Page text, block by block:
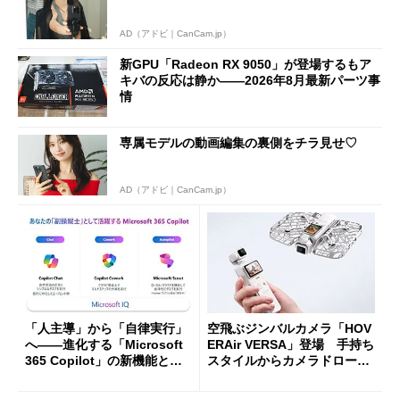
AD（アドビ｜CanCam.jp）
新GPU「Radeon RX 9050」が登場するもア
キバの反応は静か――2026年8月最新パーツ事
情
専属モデルの動画編集の裏側をチラ見せ♡
AD（アドビ｜CanCam.jp）
「人主導」から「自律実行」
へ――進化する「Microsoft
365 Copilot」の新機能とエ
空飛ぶジンバルカメラ「HOV
ERAir VERSA」登場 手持ち
スタイルからカメラドローン